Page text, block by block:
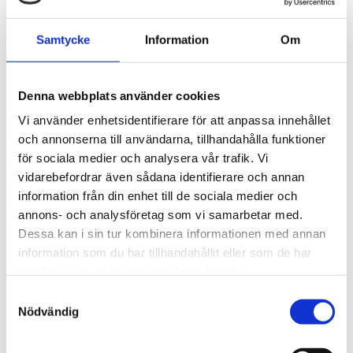
Samtycke Information Om
Denna webbplats använder cookies
Vi använder enhetsidentifierare för att anpassa innehållet
och annonserna till användarna, tillhandahålla funktioner
för sociala medier och analysera vår trafik. Vi
vidarebefordrar även sådana identifierare och annan
information från din enhet till de sociala medier och
annons- och analysföretag som vi samarbetar med.
Dessa kan i sin tur kombinera informationen med annan
information som du har tillhandahållit eller som de har
Nödvändig
Väggmonterat hölje med LED-lampor för
Med 1 potentialfri omkopplingskontakt i
"säkerhet-först" design
Effektförbrukning: 2 VA
Spänning: Beroende på variant
02E7300: 230 V AC
02E7300b: 24 V AC
02E7300d: 24 V DC
Information
Elektronisk styrenhet typ FA-1.1 i väggmonterat
hölje med fel- och driftsstatusindikator.
M&C elektroniska styrenheter FA-1.1 och FA-1.4
används i kombination med förförstärkaren K-